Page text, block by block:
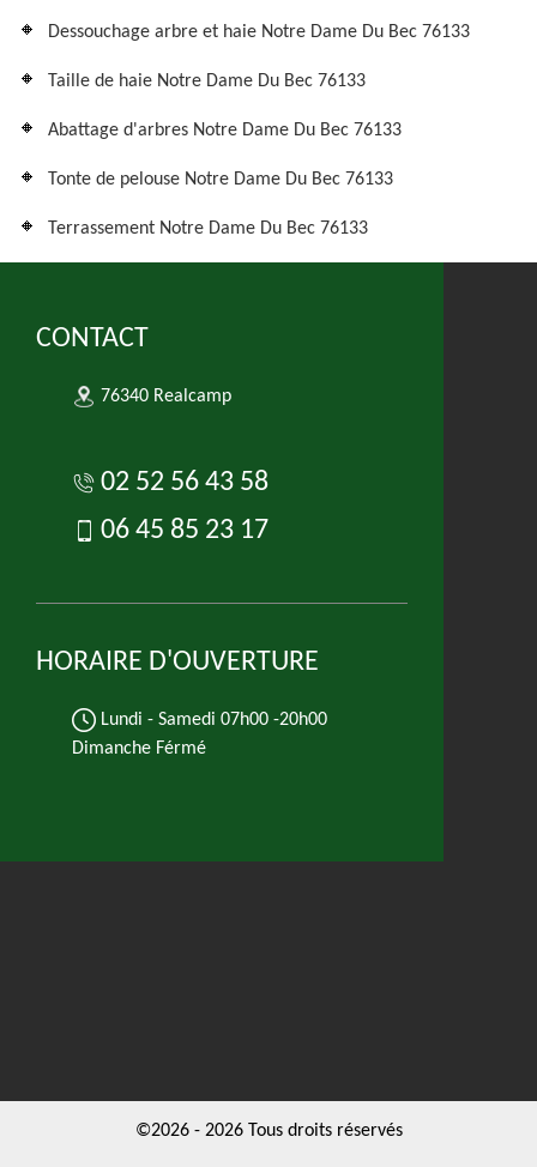
Dessouchage arbre et haie Notre Dame Du Bec 76133
Taille de haie Notre Dame Du Bec 76133
Abattage d'arbres Notre Dame Du Bec 76133
Tonte de pelouse Notre Dame Du Bec 76133
Terrassement Notre Dame Du Bec 76133
CONTACT
76340 Realcamp
02 52 56 43 58
06 45 85 23 17
HORAIRE D'OUVERTURE
Lundi - Samedi 07h00 -20h00
Dimanche Férmé
©2026 - 2026 Tous droits réservés